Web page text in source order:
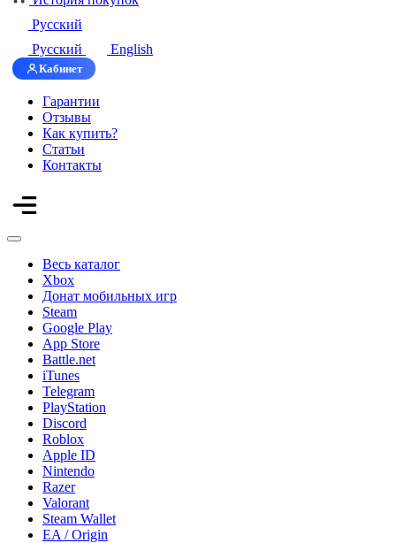
Русский
Русский
English
Кабинет
Гарантии
Отзывы
Как купить?
Статьи
Контакты
Весь каталог
Xbox
Донат мобильных игр
Steam
Google Play
App Store
Battle.net
iTunes
Telegram
PlayStation
Discord
Roblox
Apple ID
Nintendo
Razer
Valorant
Steam Wallet
EA / Origin